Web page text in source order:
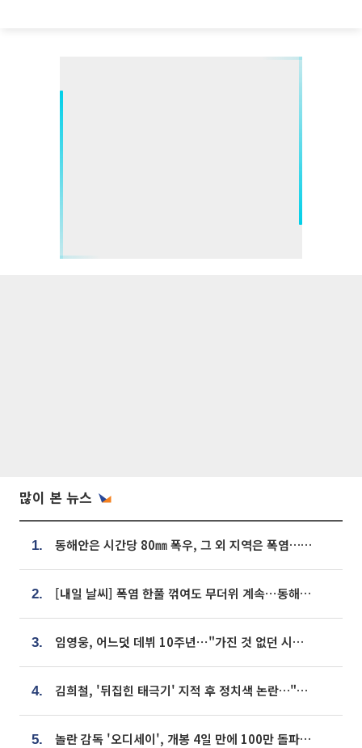
많이 본 뉴스
1. 동해안은 시간당 80㎜ 폭우, 그 외 지역은 폭염…‘극과 극 날씨’
2. [내일 날씨] 폭염 한풀 꺾여도 무더위 계속⋯동해안 이틀 연속 비
3. 임영웅, 어느덧 데뷔 10주년⋯"가진 것 없던 시절, 내 앞엔 20명의 팬뿐"
4. 김희철, '뒤집힌 태극기' 지적 후 정치색 논란…"좌우 떠나 우리나라 국기"
5. 놀란 감독 '오디세이', 개봉 4일 만에 100만 돌파⋯'왕사남' 보다 빠르다